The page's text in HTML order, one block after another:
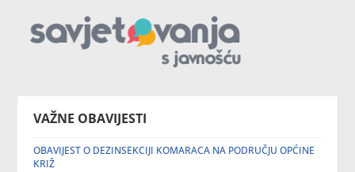
VAŽNE OBAVIJESTI
OBAVIJEST O DEZINSEKCIJI KOMARACA NA PODRUČJU OPĆINE
KRIŽ